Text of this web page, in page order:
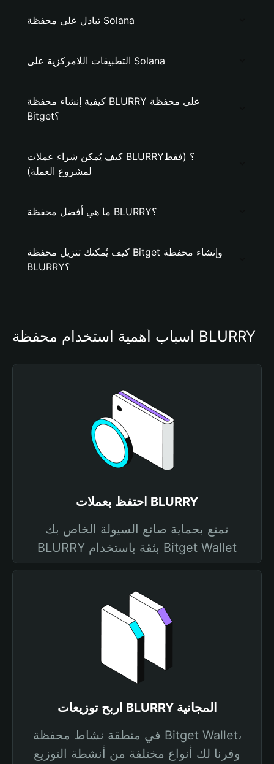
تبادل على محفظة Solana
التطبيقات اللامركزية على Solana
كيفية إنشاء محفظة BLURRY على محفظة
Bitget؟
كيف يُمكن شراء عملات BLURRY؟ (فقط
لمشروع العملة)
ما هي أفضل محفظة BLURRY؟
كيف يُمكنك تنزيل محفظة Bitget وإنشاء محفظة
BLURRY؟
أسباب أهمية استخدام محفظة BLURRY
احتفظ بعملات BLURRY
تمتع بحماية صانع السيولة الخاص بك
BLURRY بثقة باستخدام Bitget Wallet
اربح توزيعات BLURRY المجانية
في منطقة نشاط محفظة Bitget Wallet،
وفرنا لك أنواع مختلفة من أنشطة التوزيع